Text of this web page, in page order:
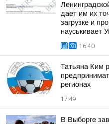
дает им их
загрузке и
науськивает
16:40
Татьяна Ким
регионах
17:49
В Выборге